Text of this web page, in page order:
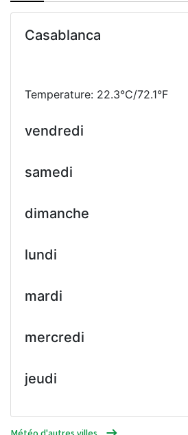
Casablanca
Temperature: 22.3°C/72.1°F
vendredi
samedi
dimanche
lundi
mardi
mercredi
jeudi